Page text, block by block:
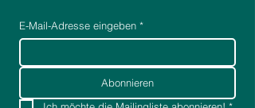
E-Mail-Adresse eingeben *
Abonnieren